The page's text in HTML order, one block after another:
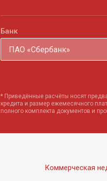
Банк
ПАО «Сбербанк»
* Приведённые расчёты носят
кредита и размер ежемесячного
полного комплекта документов и
Коммерческая